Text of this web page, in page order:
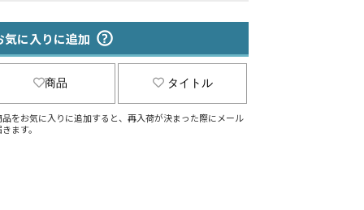
気に入りに追加
商品 タイトル
をお気に入りに追加すると、再入荷が決まった際にメール
ます。